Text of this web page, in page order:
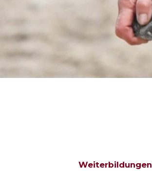
Weiterbildungen